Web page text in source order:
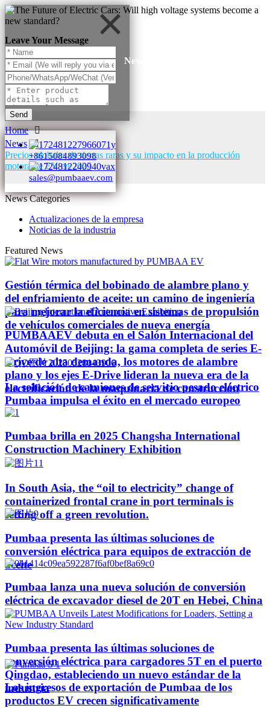
Leave Your Message
Send
+8615084893098
sales@pumbaaev.com
News
Home
News
Precios globales de tierras raras y su impacto en la producción
motora de EV en 2025
News Categories
Actualizaciones de la empresa
Noticias de la industria
Featured News
Gestión térmica del bobinado de alambre plano y
del enfriamiento de aceite: un camino de ingeniería
para mejorar la eficiencia en sistemas de propulsión
de vehículos comerciales de nueva energía
PUMBAAEV debuta en el Salón Internacional del
Automóvil de Beijing: la gama completa de series E-
Drive de alta demanda, los motores de alambre
plano y los ejes E-Drive lideran la nueva era de la
electrificación de la maquinaria de construcción
La solución de camiones de servicio pesado eléctrico
Pumbaa impulsa el éxito en el mercado europeo
Pumbaa brilla en 2025 Changsha International
Construction Machinery Exhibition
In South Asia, the “oil to electricity” change of
containerized frontal crane in port terminals is
setting off a green revolution.
Pumbaa presenta las últimas soluciones de
conversión eléctrica para equipos de extracción de
aceite
Pumbaa lanza una nueva solución de conversión
eléctrica de excavador diesel de 20T en Hebei, China
Pumbaa presenta las últimas soluciones de
conversión eléctrica para cargadores 5T en el puerto
Qingdao, estableciendo un nuevo estándar de la
industria
Los ingresos de exportación de Pumbaa de los
productos EV crecen significativamente